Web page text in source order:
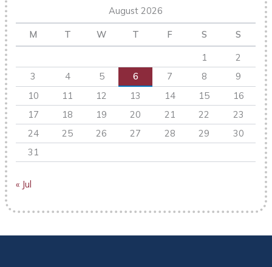
August 2026
M T W T F S
S
1
2
3
4 5 6 7 8
9
10
11 12 13 14 15
16
17
18 19 20 21 22
23
24
25 26 27 28 29
30
31
« Jul